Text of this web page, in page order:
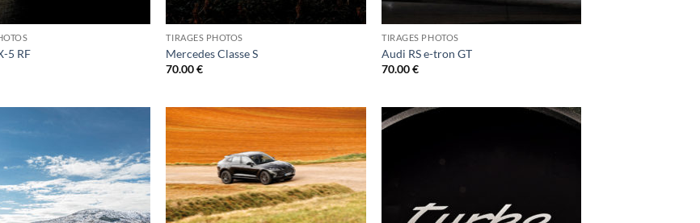
5 RF
TIRAGES PHOTOS
Mercedes Classe S
70.00€
TIRAGES PHOTOS
Audi RS e-tron GT
70.00€